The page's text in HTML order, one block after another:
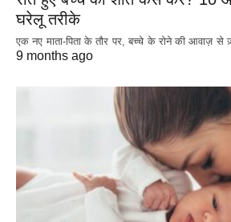
घरेलू तरीके
एक नए माता-पिता के तौर पर, बच्चे के रोने की आवाज़ से
9 months ago